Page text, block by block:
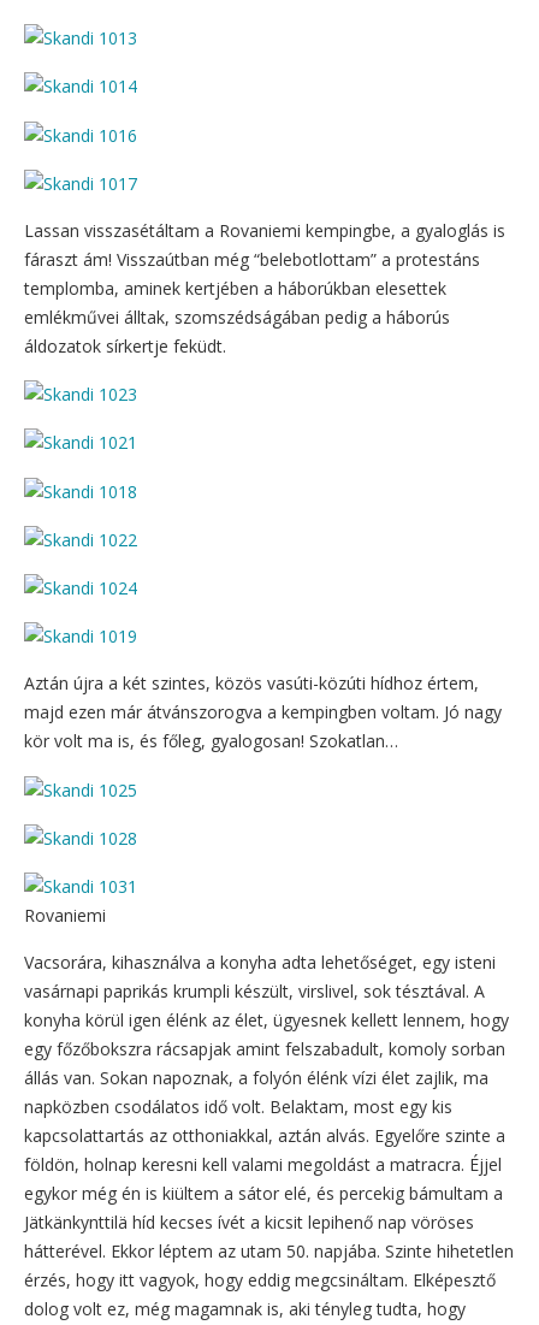
Lassan visszasétáltam a Rovaniemi kempingbe, a gyaloglás is
fáraszt ám! Visszaútban még “belebotlottam” a protestáns
templomba, aminek kertjében a háborúkban elesettek
emlékművei álltak, szomszédságában pedig a háborús
áldozatok sírkertje feküdt.
Aztán újra a két szintes, közös vasúti-közúti hídhoz értem,
majd ezen már átvánszorogva a kempingben voltam. Jó nagy
kör volt ma is, és főleg, gyalogosan! Szokatlan…
Rovaniemi
Vacsorára, kihasználva a konyha adta lehetőséget, egy isteni
vasárnapi paprikás krumpli készült, virslivel, sok tésztával. A
konyha körül igen élénk az élet, ügyesnek kellett lennem, hogy
egy főzőbokszra rácsapjak amint felszabadult, komoly sorban
állás van. Sokan napoznak, a folyón élénk vízi élet zajlik, ma
napközben csodálatos idő volt. Belaktam, most egy kis
kapcsolattartás az otthoniakkal, aztán alvás. Egyelőre szinte a
földön, holnap keresni kell valami megoldást a matracra. Éjjel
egykor még én is kiültem a sátor elé, és percekig bámultam a
Jätkänkynttilä híd kecses ívét a kicsit lepihenő nap vöröses
hátterével. Ekkor léptem az utam 50. napjába. Szinte hihetetlen
érzés, hogy itt vagyok, hogy eddig megcsináltam. Elképesztő
dolog volt ez, még magamnak is, aki tényleg tudta, hogy